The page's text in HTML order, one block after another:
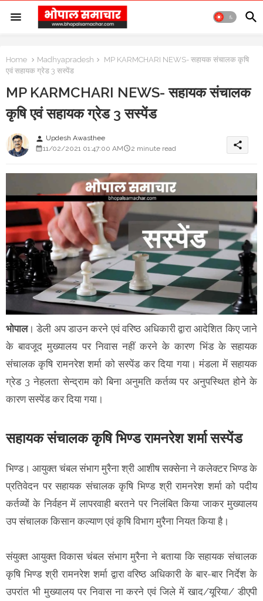
Home Madhyapradesh
MP KARMCHARI NEWS- सहायक संचालक कृषि
एवं सहायक ग्रेड 3 सस्पेंड
MP KARMCHARI NEWS- सहायक संचालक
कृषि एवं सहायक ग्रेड 3 सस्पेंड
person Updesh Awasthee
11/02/2021 01:47:00 AM
2 minute read share
भोपाल। डेली अप डाउन करने एवं वरिष्ठ अधिकारी द्वारा आदेशित किए जाने
के बावजूद मुख्यालय पर निवास नहीं करने के कारण भिंड के सहायक
संचालक कृषि रामनरेश शर्मा को सस्पेंड कर दिया गया। मंडला में सहायक
ग्रेड 3 नेहलता सेन्द्राम को बिना अनुमति कर्तव्य पर अनुपस्थित होने के
कारण सस्पेंड कर दिया गया।
सहायक संचालक कृषि भिण्ड रामनरेश शर्मा सस्पेंड
भिण्ड। आयुक्त चंबल संभाग मुरैना श्री आशीष सक्सेना ने कलेक्टर भिण्ड के
प्रतिवेदन पर सहायक संचालक कृषि भिण्ड श्री रामनरेश शर्मा को पदीय
कर्तव्यों के निर्वहन में लापरवाही बरतने पर निलंबित किया जाकर मुख्यालय
उप संचालक किसान कल्याण एवं कृषि विभाग मुरैना नियत किया है।
संयुक्त आयुक्त विकास चंबल संभाग मुरैना ने बताया कि सहायक संचालक
कृषि भिण्ड श्री रामनरेश शर्मा द्वारा वरिष्ठ अधिकारी के बार-बार निर्देश के
उपरांत भी मुख्यालय पर निवास ना करने एवं जिले में खाद/यूरिया/ डीएपी